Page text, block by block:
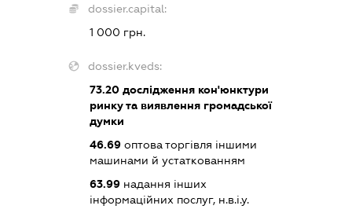
dossier.capital:
1 000 грн.
dossier.kveds:
73.20дослідження кон'юнктури
ринку та виявлення громадської
думки
46.69оптова торгівля іншими
машинами й устаткованням
63.99надання інших
інформаційних послуг, н.в.і.у.